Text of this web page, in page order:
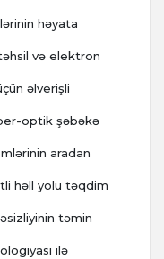
həyata
və elektron
əlverişli
optik şəbəkə
aradan
həll yolu təqdim
təmin
ilə